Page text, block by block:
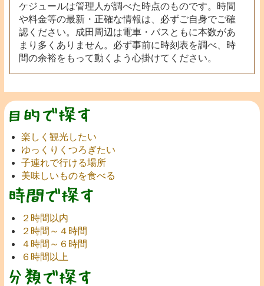
ケジュールは管理人が調べた時点のものです。時間
や料金等の最新・正確な情報は、必ずご自身でご確
認ください。成田周辺は電車・バスともに本数があ
まり多くありません。必ず事前に時刻表を調べ、時
間の余裕をもって動くよう心掛けてください。
楽しく観光したい
ゆっくりくつろぎたい
子連れで行ける場所
美味しいものを食べる
２時間以内
２時間～４時間
４時間～６時間
６時間以上